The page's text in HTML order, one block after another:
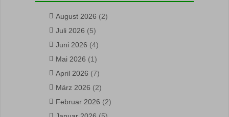
August 2026 (2)
Juli 2026 (5)
Juni 2026 (4)
Mai 2026 (1)
April 2026 (7)
März 2026 (2)
Februar 2026 (2)